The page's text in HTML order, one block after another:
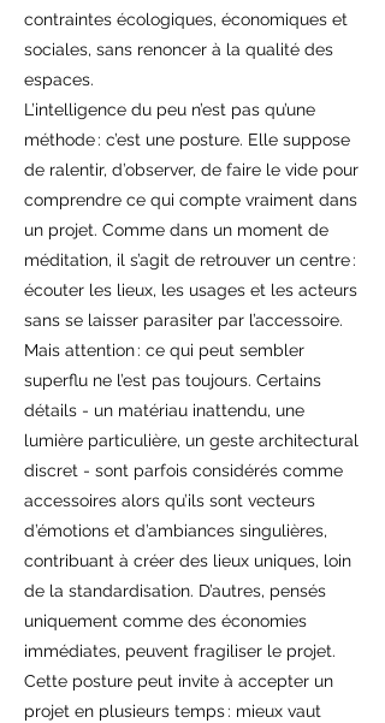
contraintes écologiques, économiques et
sociales, sans renoncer à la qualité des
espaces.
L’intelligence du peu n’est pas qu’une
méthode : c’est une posture. Elle suppose
de ralentir, d’observer, de faire le vide pour
comprendre ce qui compte vraiment dans
un projet. Comme dans un moment de
méditation, il s’agit de retrouver un centre :
écouter les lieux, les usages et les acteurs
sans se laisser parasiter par l’accessoire.
Mais attention : ce qui peut sembler
superflu ne l’est pas toujours. Certains
détails - un matériau inattendu, une
lumière particulière, un geste architectural
discret - sont parfois considérés comme
accessoires alors qu’ils sont vecteurs
d’émotions et d’ambiances singulières,
contribuant à créer des lieux uniques, loin
de la standardisation. D’autres, pensés
uniquement comme des économies
immédiates, peuvent fragiliser le projet.
Cette posture peut invite à accepter un
projet en plusieurs temps : mieux vaut